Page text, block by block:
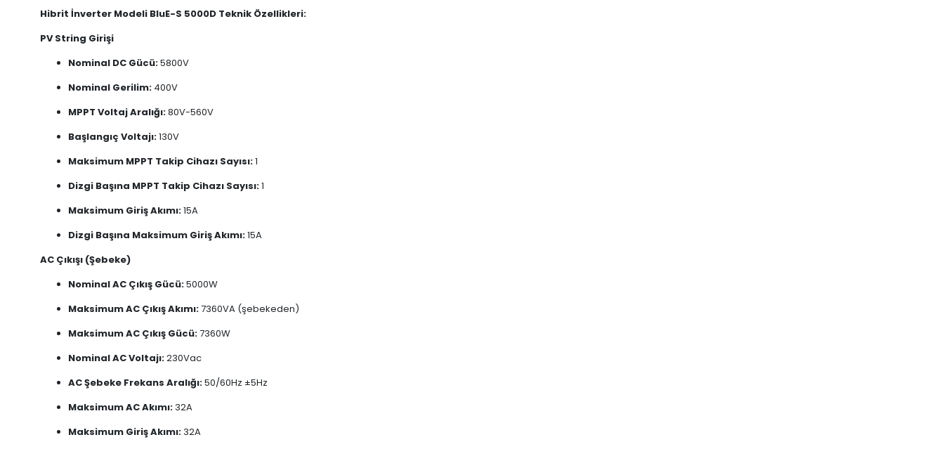
Hibrit İnverter Modeli BluE-S 5000D Teknik Özellikleri:
PV String Girişi
Nominal DC Gücü:5800V
Nominal Gerilim: 400V
MPPT Voltaj Aralığı:80V-560V
Başlangıç Voltajı:130V
Maksimum MPPT Takip Cihazı Sayısı:1
Dizgi Başına MPPT Takip Cihazı Sayısı:1
Maksimum Giriş Akımı:15A
Dizgi Başına Maksimum Giriş Akımı:15A
AC Çıkışı (Şebeke)
Nominal AC Çıkış Gücü:5000W
Maksimum AC Çıkış Akımı:7360VA (şebekeden)
Maksimum AC Çıkış Gücü:7360W
Nominal AC Voltajı:230Vac
AC Şebeke Frekans Aralığı:50/60Hz ±5Hz
Maksimum AC Akımı:32A
Maksimum Giriş Akımı:32A